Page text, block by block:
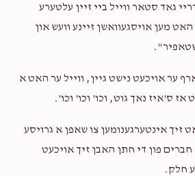
גאד סטאר ווייל ביי זיין עלטערע
מען אויסגעוואשן זיינע וועש און
ער אויכעט נישט גיין, ווייל ער האט א
אז ס'איז נאך גוט, וכו' וכו' וכו'.
אינטערגענומען צו שאפן א גרויסע
חברים פון די חתן האבן זיך אויכעט
חלק.